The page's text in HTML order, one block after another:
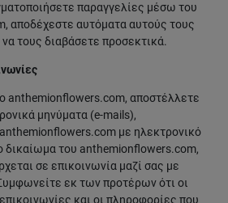
παραγγελίες μέσω του
αποδέχεστε αυτόματα αυτούς τους
τους διαβάσετε προσεκτικά.
anthemionflowers.com, αποστέλλετε
μηνύματα (e-mails),
με ηλεκτρονικό
δικαίωμα του anthemionflowers.com,
σε επικοινωνία μαζί σας με
εκ των προτέρων ότι οι
και οι πληροφορίες που